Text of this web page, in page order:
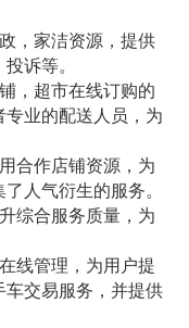
，家洁资源，提供
诉等。
，超市在线订购的
业的配送人员，为
合作店铺资源，为
人气衍生的服务。
综合服务质量，为
线管理，为用户提
交易服务，并提供